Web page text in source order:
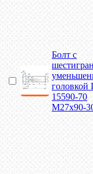
Болт с
15590-70
М27х90-